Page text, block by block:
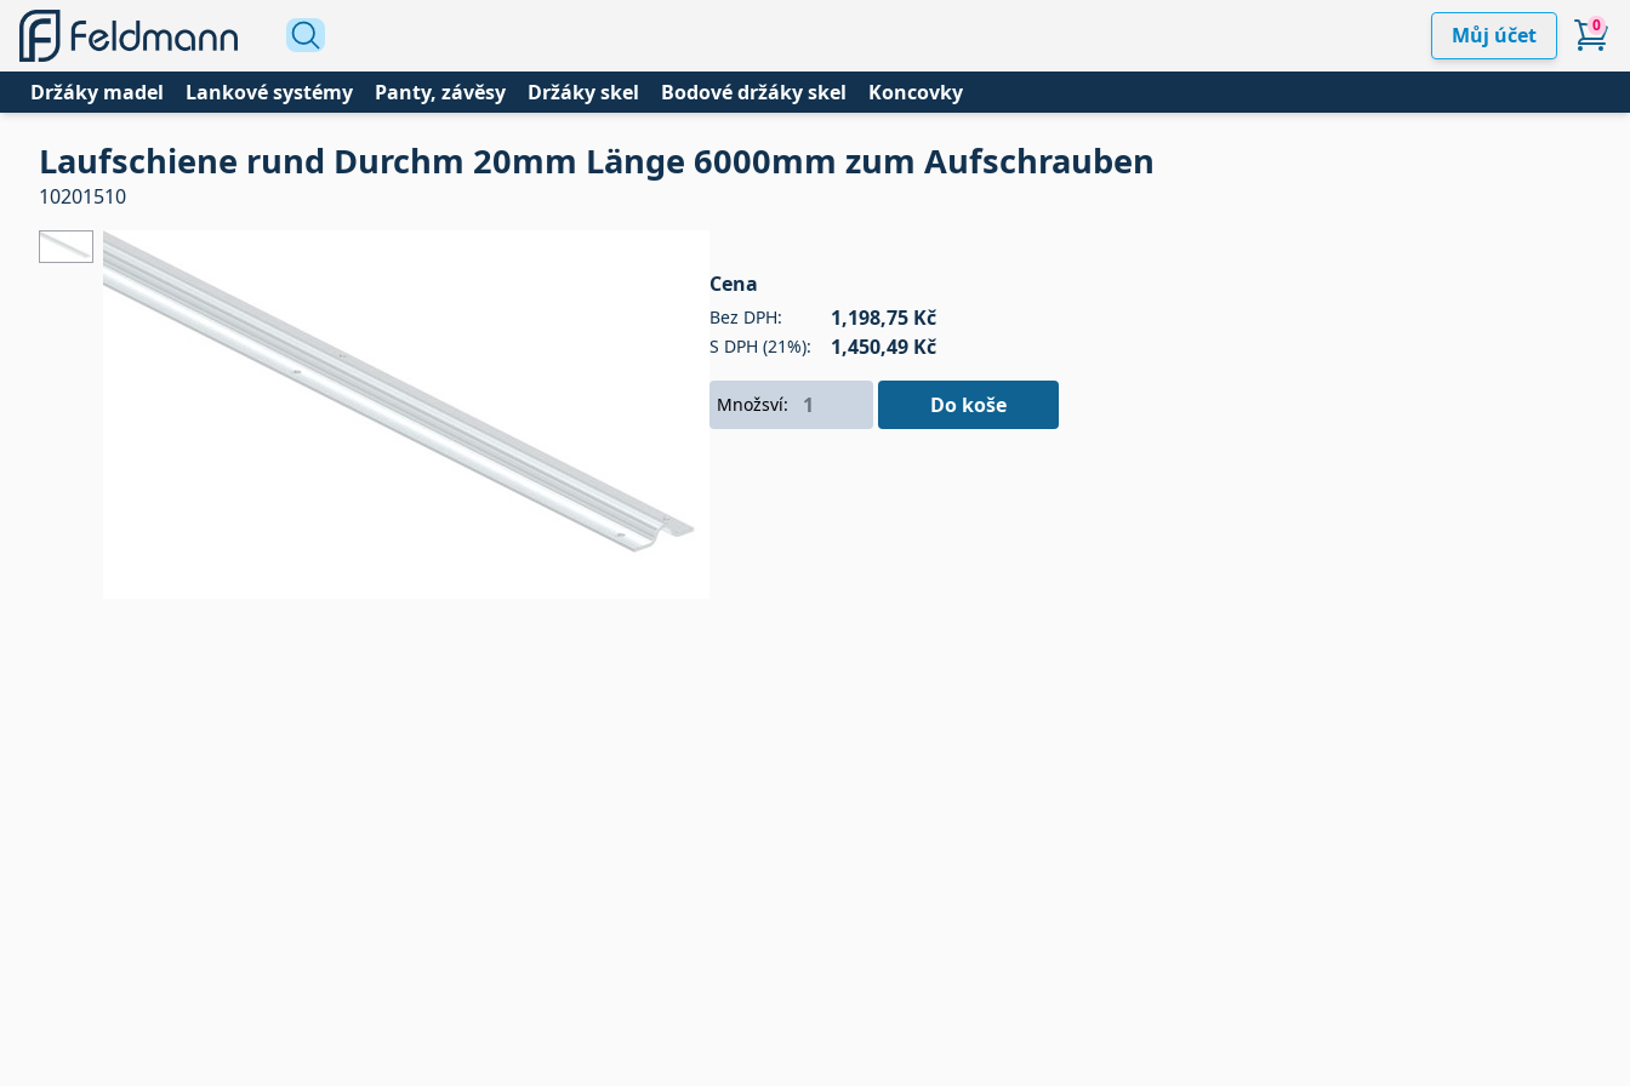
Můj účet 0
Držáky madel Lankové systémy Panty, závěsy Držáky skel Bodové držáky skel Koncovky
Laufschiene rund Durchm 20mm Länge 6000mm zum Aufschrauben
10201510
Cena
Bez DPH: 1,198,75 Kč
S DPH (21%): 1,450,49 Kč
Množsví: Do koše